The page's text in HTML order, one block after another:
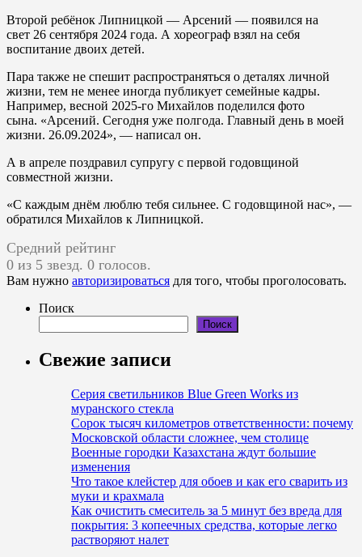
Второй ребёнок Липницкой — Арсений — появился на
свет 26 сентября 2024 года. А хореограф взял на себя
воспитание двоих детей.
Пара также не спешит распространяться о деталях личной
жизни, тем не менее иногда публикует семейные кадры.
Например, весной 2025-го Михайлов поделился фото
сына. «Арсений. Сегодня уже полгода. Главный день в моей
жизни. 26.09.2024», — написал он.
А в апреле поздравил супругу с первой годовщиной
совместной жизни.
«С каждым днём люблю тебя сильнее. С годовщиной нас», —
обратился Михайлов к Липницкой.
Средний рейтинг
0 из 5 звезд. 0 голосов.
Вам нужно авторизироваться для того, чтобы проголосовать.
Поиск
Поиск
Свежие записи
Серия светильников Blue Green Works из
муранского стекла
Сорок тысяч километров ответственности: почему
Московской области сложнее, чем столице
Военные городки Казахстана ждут большие
изменения
Что такое клейстер для обоев и как его сварить из
муки и крахмала
Как очистить смеситель за 5 минут без вреда для
покрытия: 3 копеечных средства, которые легко
растворяют налет